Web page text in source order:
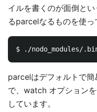
イルを書くのが面倒と
るparcelなるものを使っ
parcelはデフォルトで
で、watch オプション
しています。